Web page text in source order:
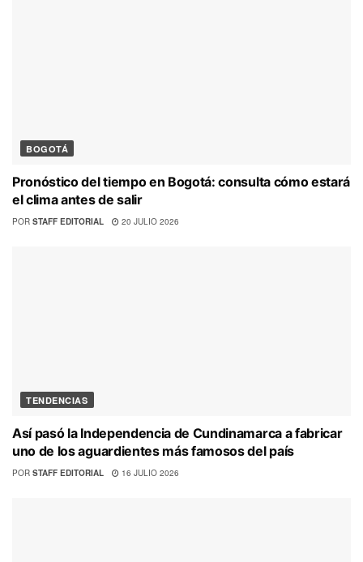
BOGOTÁ
Pronóstico del tiempo en Bogotá: consulta cómo estará
el clima antes de salir
POR STAFF EDITORIAL 20 JULIO 2026
TENDENCIAS
Así pasó la Independencia de Cundinamarca a fabricar
uno de los aguardientes más famosos del país
POR STAFF EDITORIAL 16 JULIO 2026